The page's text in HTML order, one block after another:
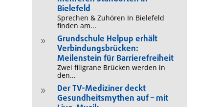
Bielefeld
Sprechen & Zuhören In Bielefeld
finden am...
9
Grundschule Helpup erhält
Verbindungsbrücken:
Meilenstein für Barrierefreiheit
Zwei filigrane Brücken werden in
den...
9
Der TV-Mediziner deckt
Gesundheitsmythen auf – mit